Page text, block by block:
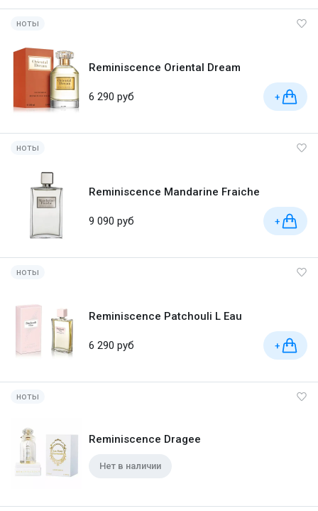
ноты
Reminiscence Oriental Dream
6 290 руб +
ноты
Reminiscence Mandarine Fraiche
9 090 руб +
ноты
Reminiscence Patchouli L Eau
6 290 руб +
ноты
Reminiscence Dragee
Нет в наличии